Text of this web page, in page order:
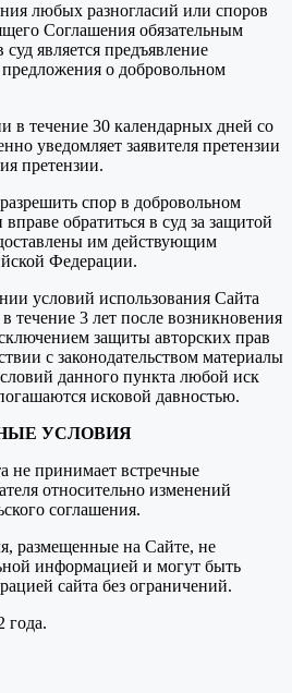
любых разногласий или споров
Соглашения обязательным
является предъявление
о добровольном
в течение 30 календарных дней со
уведомляет заявителя претензии
претензии.
спор в добровольном
обратиться в суд за защитой
им действующим
Федерации.
условий использования Сайта
течение 3 лет после возникновения
защиты авторских прав
с законодательством материалы
данного пункта любой иск
исковой давностью.
УСЛОВИЯ
не принимает встречные
относительно изменений
соглашения.
размещенные на Сайте, не
информацией и могут быть
сайта без ограничений.
года.